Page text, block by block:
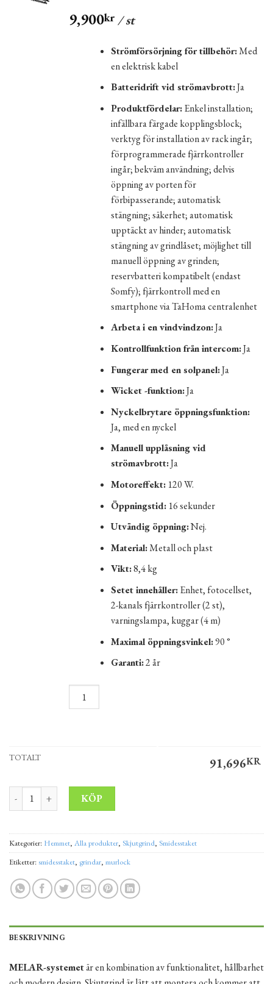
9,900kr / st
Strömförsörjning för tillbehör:Med
en elektrisk kabel
Batteridrift vid strömavbrott:Ja
Produktfördelar:Enkel installation;
infällbara färgade kopplingsblock;
verktyg för installation av rack ingår;
förprogrammerade fjärrkontroller
ingår; bekväm användning; delvis
öppning av porten för
förbipasserande; automatisk
stängning; säkerhet; automatisk
upptäckt av hinder; automatisk
stängning av grindlåset; möjlighet till
manuell öppning av grinden;
reservbatteri kompatibelt (endast
Somfy); fjärrkontroll med en
smartphone via TaHoma centralenhet
Arbeta i en vindvindzon:Ja
Kontrollfunktion från intercom:Ja
Fungerar med en solpanel:Ja
Wicket -funktion:Ja
Nyckelbrytare öppningsfunktion:
Ja, med en nyckel
Manuell upplåsning vid
strömavbrott:Ja
Motoreffekt: 120 W.
Öppningstid: 16 sekunder
Utvändig öppning:Nej.
Material:Metall och plast
Vikt:8,4 kg
Setet innehåller:Enhet, fotocellset,
2-kanals fjärrkontroller (2 st),
varningslampa, kuggar (4 m)
Maximal öppningsvinkel:90 °
Garanti:2 år
TOTALT 91,696KR
Skjutgrind MELAR 5x1,495 m höger mängd
KÖP
Kategorier: Hemmet, Alla produkter, Skjutgrind, Smidesstaket
Etiketter:smidesstaket, grindar, murlock
BESKRIVNING
MELAR-systemetär en kombination av funktionalitet, hållbarhet